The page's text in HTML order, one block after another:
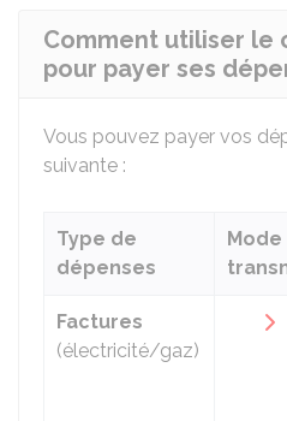
Comment utiliser le
pour payer ses
Vous pouvez payer vos
suivante :
Type de
dépenses
Mode
Factures
(électricité/gaz)